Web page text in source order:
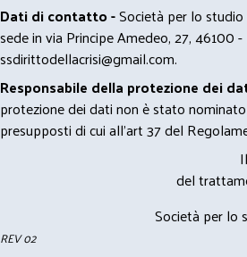
Dati di contatto -Società per lo
sede in via Principe Amedeo, 27, 46100
ssdirittodellacrisi@gmail.com.
Responsabile della protezione dei
protezione dei dati non è stato
presupposti di cui all’art 37 del
del
Società per lo
REV 02